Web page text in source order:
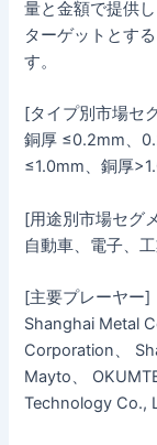
量と金額で提供
ターゲットとす
す。
[タイプ別市場セ
銅厚 ≤0.2mm、
≤1.0mm、銅厚
[用途別市場セグ
自動車、電子、
[主要プレーヤー]
Shanghai Metal
Corporation、
Mayto、
Technology Co.,